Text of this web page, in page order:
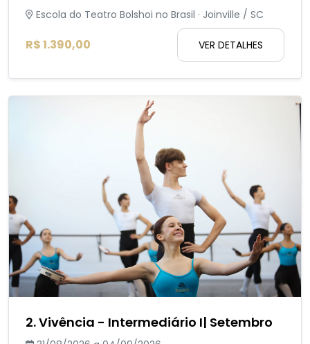
Escola do Teatro Bolshoi no Brasil · Joinville / SC
R$ 1.390,00 VER DETALHES
2. Vivência - Intermediário I| Setembro